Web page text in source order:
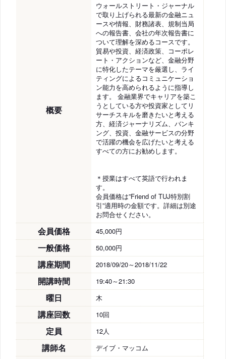
概要
ウォールストリート・ジャーナル
で取り上げられる最新の金融ニュ
ースや情報、財務諸表、規制当局
への報告書、会社の年次報告書に
ついて理解を深めるコースです。
貿易や投資、経済政策、コーポレ
ート・アクションなど、金融分野
に特化したテーマを厳選し、ライ
ティングによるコミュニケーショ
ン能力を高められるように指導し
ます。 金融業界でキャリアを築こ
うとしている方や投資家としてリ
サーチスキルを磨きたいと考える
方、経済ジャーナリズム、バンキ
ング、投資、金融サービスの分野
で活躍の機会を広げたいと考える
すべての方にお勧めします。
＊授業はすべて英語で行われま
す。
会員価格は”Friend of TUJ特別割
引”適用時の金額です。詳細は別途
お問合せください。
会員価格 45,000円
一般価格 50,000円
講座期間 2018/09/20～2018/11/22
開講時間 19:40～21:30
曜日 木
講座回数 10回
定員 12人
講師名 デイブ・マッコム